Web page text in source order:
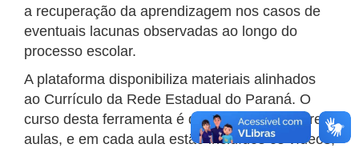
a recuperação da aprendizagem nos casos de
eventuais lacunas observadas ao longo do
processo escolar.
A plataforma disponibiliza materiais alinhados
ao Currículo da Rede Estadual do Paraná. O
curso desta ferramenta é dividido por trimestre e
aulas, e em cada aula estão incluídos os vídeos,